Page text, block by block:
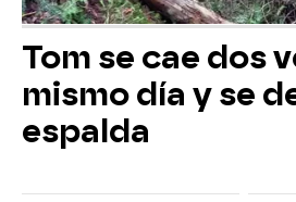
Tom se cae dos
mismo día y se
espalda